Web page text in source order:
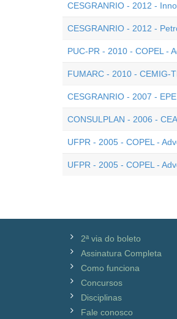
CESGRANRIO - 2012 -
CESGRANRIO - 2012 -
PUC-PR - 2010 - COPEL -
FUMARC - 2010 - CEMIG-
CESGRANRIO - 2007 -
CONSULPLAN - 2006 -
UFPR - 2005 - COPEL -
UFPR - 2005 - COPEL -
2ª via do boleto
Assinatura Completa
Como funciona
Concursos
Disciplinas
Fale conosco